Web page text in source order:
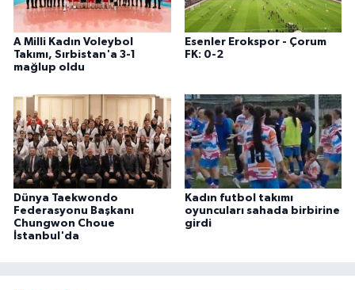
A Milli Kadın Voleybol
Takımı, Sırbistan'a 3-1
mağlup oldu
Esenler Erokspor - Çorum
FK: 0-2
Dünya Taekwondo
Federasyonu Başkanı
Chungwon Choue
İstanbul'da
Kadın futbol takımı
oyuncuları sahada birbirine
girdi